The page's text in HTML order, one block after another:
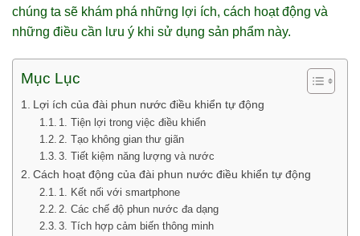
chúng ta sẽ khám phá những lợi ích, cách hoạt động và
những điều cần lưu ý khi sử dụng sản phẩm này.
Mục Lục
Lợi ích của đài phun nước điều khiển tự động
1. Tiện lợi trong việc điều khiển
2. Tạo không gian thư giãn
3. Tiết kiệm năng lượng và nước
Cách hoạt động của đài phun nước điều khiển tự động
1. Kết nối với smartphone
2. Các chế độ phun nước đa dạng
3. Tích hợp cảm biến thông minh